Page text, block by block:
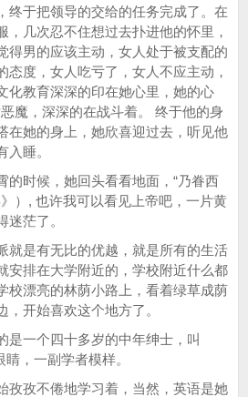
终于把领导的交给的任务完成了。在
，几次忍不住想过去扑进他的怀里，
得男的应该主动，女人处于被支配的
态度，女人吃亏了，女人不应主动，
化教育深深的印在她心里，她的心
恶魔，深深的在战斗着。 终于他的身
在她的身上，她欣喜迎过去，听见他
睡。
的时候，她回头看看地面，“乃眷西
）, 也许我可以看见上帝吧，一片黄
茫了。
就是有无比的优越，就是所有的生活
安排在大学附近的，学校附近什么都
校漂亮的林荫小路上，看着绿草成荫
开始喜欢这个地方了。
是一个四十多岁的中年绅士，叫
，一副学者模样。
孜孜不倦地学习着，当然，英语是她